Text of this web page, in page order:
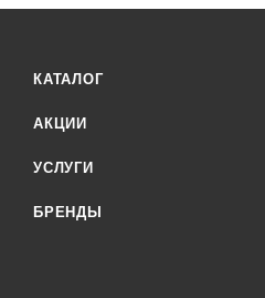
КАТАЛОГ
АКЦИИ
УСЛУГИ
БРЕНДЫ